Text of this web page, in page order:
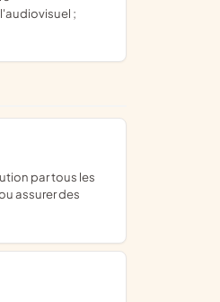
;
assurer des